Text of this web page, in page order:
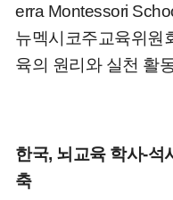
erra Montessori
뉴멕시코주교육위원
육의 원리와 실천 활
한국, 뇌교육 학사-석
축